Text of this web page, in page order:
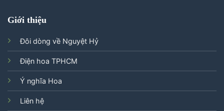
Giới thiệu
Đôi dòng về Nguyệt Hỷ
Điện hoa TPHCM
Ý nghĩa Hoa
Liên hệ